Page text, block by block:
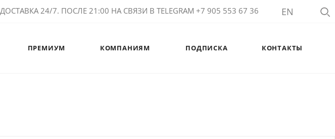
24/7. ПОСЛЕ 21:00 НА СВЯЗИ В TELEGRAM +7 905 553 67 36 EN
ПРЕМИУМ КОМПАНИЯМ ПОДПИСКА КОНТАКТЫ